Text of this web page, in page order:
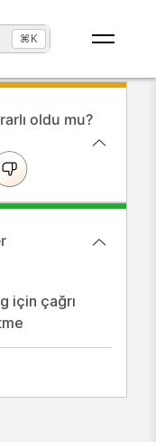
⌘K
oldu mu?
için çağrı